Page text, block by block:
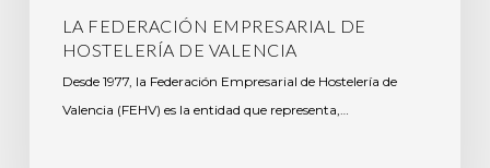
LA FEDERACIÓN EMPRESARIAL DE
HOSTELERÍA DE VALENCIA
Desde 1977, la Federación Empresarial de Hostelería de
Valencia (FEHV) es la entidad que representa,…